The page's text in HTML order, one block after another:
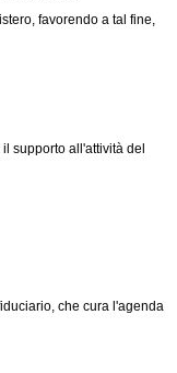
favorendo a tal fine,
supporto all'attività del
che cura l'agenda